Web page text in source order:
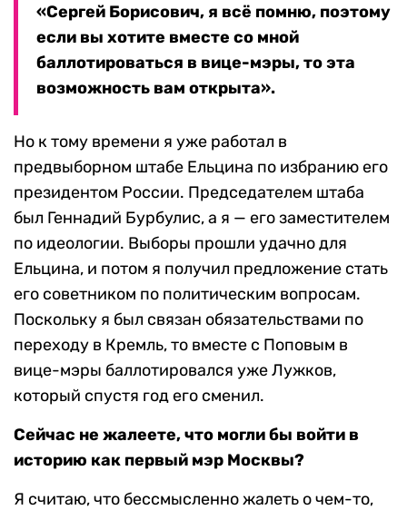
«Сергей Борисович, я всё помню, поэтому
если вы хотите вместе со мной
баллотироваться в вице-мэры, то эта
возможность вам открыта».
Но к тому времени я уже работал в
предвыборном штабе Ельцина по избранию его
президентом России. Председателем штаба
был Геннадий Бурбулис, а я — его заместителем
по идеологии. Выборы прошли удачно для
Ельцина, и потом я получил предложение стать
его советником по политическим вопросам.
Поскольку я был связан обязательствами по
переходу в Кремль, то вместе с Поповым в
вице-мэры баллотировался уже Лужков,
который спустя год его сменил.
Сейчас не жалеете, что могли бы войти в
историю как первый мэр Москвы?
Я считаю, что бессмысленно жалеть о чем-то,